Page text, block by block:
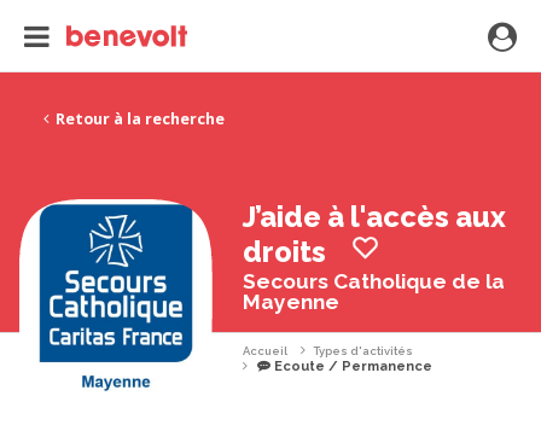
Retour à la recherche
J’aide à l'accès aux
droits
Secours Catholique de la
Mayenne
Accueil Types d'activités
Ecoute / Permanence